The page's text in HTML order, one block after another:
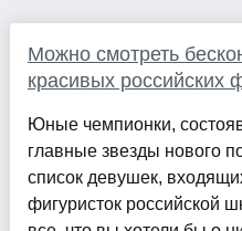
Можно смотреть
красивых российских
Юные чемпионки,
главные звезды нового
список девушек,
фигуристок российской